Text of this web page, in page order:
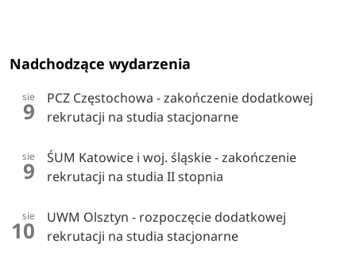
Nadchodzące wydarzenia
sie
9
PCZ Częstochowa - zakończenie dodatkowej
rekrutacji na studia stacjonarne
sie
9
ŚUM Katowice i woj. śląskie - zakończenie
rekrutacji na studia II stopnia
sie
10
UWM Olsztyn - rozpoczęcie dodatkowej
rekrutacji na studia stacjonarne